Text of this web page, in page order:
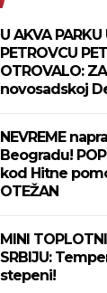
U AKVA
PETROVCU
OTROVALO:
novosadskoj
NEVREME
Beogradu!
kod Hitne
OTEŽAN
MINI
SRBIJU:
stepeni!